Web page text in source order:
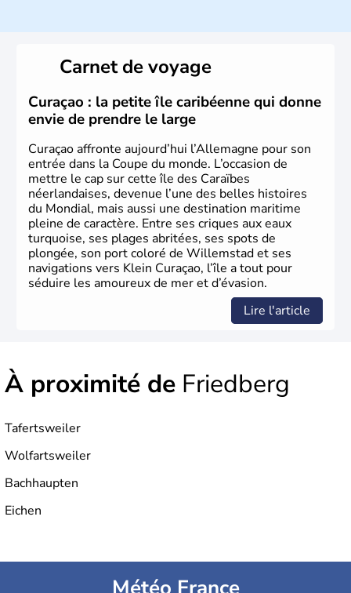
lesquelles bénéficient d'une grande autonomie. Le pays
peut se targuer de grands noms qu'il a vu naître dans tous
les domaines, des arts à la politique en passant par la
philosophie. Hertz, Gutenberg, Heidegger, Thomas Mann,
Herman Hesse ou bien Hegel en font partie.
Carnet de voyage
Curaçao : la petite île caribéenne qui donne
envie de prendre le large
Curaçao affronte aujourd’hui l’Allemagne pour son
entrée dans la Coupe du monde. L’occasion de
mettre le cap sur cette île des Caraïbes
néerlandaises, devenue l’une des belles histoires
du Mondial, mais aussi une destination maritime
pleine de caractère. Entre ses criques aux eaux
turquoise, ses plages abritées, ses spots de
plongée, son port coloré de Willemstad et ses
navigations vers Klein Curaçao, l’île a tout pour
séduire les amoureux de mer et d’évasion.
Lire l'article
À proximité de Friedberg
Tafertsweiler
Wolfartsweiler
Bachhaupten
Eichen